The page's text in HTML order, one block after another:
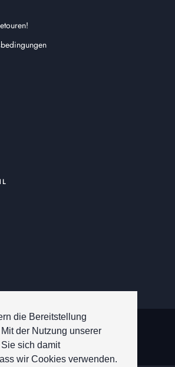
die Bereitstellung
der Nutzung unserer
sich damit
wir Cookies verwenden.
© HEINER SCHNEIDER